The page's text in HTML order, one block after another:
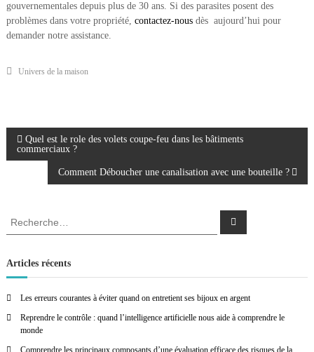
gouvernementales depuis plus de 30 ans. Si des parasites posent des
problèmes dans votre propriété, contactez-nousdès aujourd’hui pour
demander notre assistance.
Univers de la maison
N
i
g
a
Quel est le role des volets coupe-feu dans les bâtiments
commerciaux ?
Comment Déboucher une canalisation avec une bouteille ?
R
h
e
h
r
R
c
r
Articles récents
Les erreurs courantes à éviter quand on entretient ses bijoux en argent
Reprendre le contrôle : quand l’intelligence artificielle nous aide à comprendre le
monde
Comprendre les principaux composants d’une évaluation efficace des risques de la